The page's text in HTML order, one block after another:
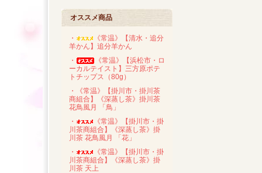
オススメ商品
・
《常温》【清水・追分
羊かん】追分羊かん
・
《常温》【浜松市・ロ
ーカルテイスト】三方原ポテ
トチップス（80g）
・《常温》【掛川市・掛川茶
商組合】《深蒸し茶》掛川茶
花鳥風月 「鳥」
・
《常温》【掛川市・掛
川茶商組合】《深蒸し茶》掛
川茶 花鳥風月 「花」
・
《常温》【掛川市・掛
川茶商組合】《深蒸し茶》掛
川茶 天上